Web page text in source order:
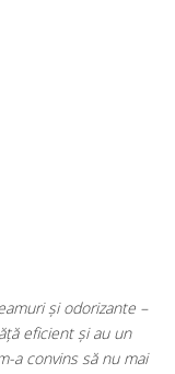
și odorizante –
eficient și au un
a convins să nu mai